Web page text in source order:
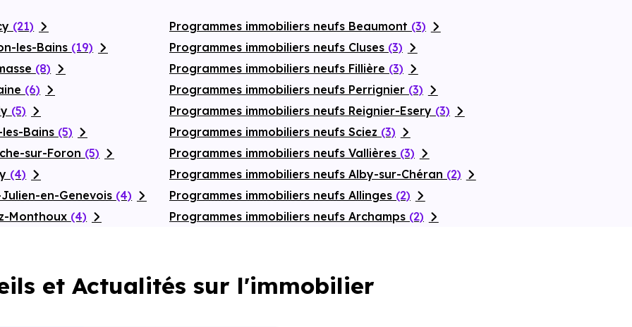
(21)
les-Bains (19)
(8)
(6)
(5)
Bains (5)
sur-Foron (5)
(4)
en-Genevois (4)
Monthoux (4)
Programmes immobiliers neufs Beaumont (3)
Programmes immobiliers neufs Cluses (3)
Programmes immobiliers neufs Fillière (3)
Programmes immobiliers neufs Perrignier (3)
Programmes immobiliers neufs Reignier-Esery (3)
Programmes immobiliers neufs Sciez (3)
Programmes immobiliers neufs Vallières (3)
Programmes immobiliers neufs Alby-sur-Chéran (2)
Programmes immobiliers neufs Allinges (2)
Programmes immobiliers neufs Archamps (2)
et Actualités sur l'immobilier